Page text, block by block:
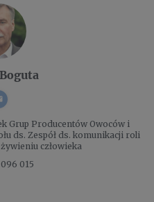
Grup Producentów Owoców i
ds. Zespół ds. komunikacji roli
człowieka
015